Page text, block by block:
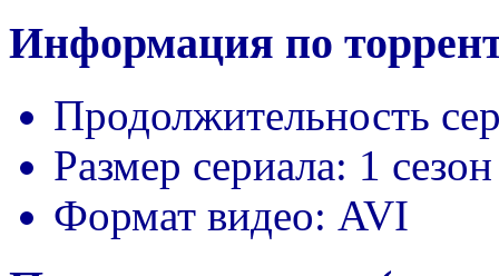
Информация по
Продолжительность
Размер сериала: 1
Формат видео: AVI